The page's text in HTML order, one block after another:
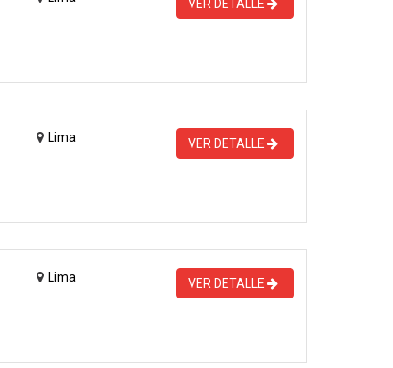
VER DETALLE
Lima VER DETALLE
Lima VER DETALLE